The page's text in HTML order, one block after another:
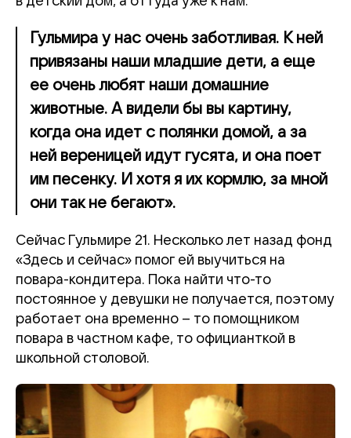
Гульмира у нас очень заботливая. К ней
привязаны наши младшие дети, а еще
ее очень любят наши домашние
животные. А видели бы вы картину,
когда она идет с полянки домой, а за
ней вереницей идут гусята, и она поет
им песенку. И хотя я их кормлю, за мной
они так не бегают».
Сейчас Гульмире 21. Несколько лет назад фонд
«Здесь и сейчас» помог ей выучиться на
повара-кондитера. Пока найти что-то
постоянное у девушки не получается, поэтому
работает она временно – то помощником
повара в частном кафе, то официанткой в
школьной столовой.